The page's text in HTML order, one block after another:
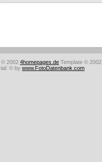
2002 4homepages.de Template © 2002
© by www.FotoDatenbank.com